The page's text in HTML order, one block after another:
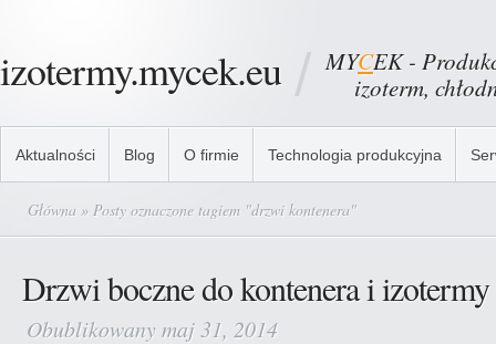
izotermy.mycek.eu MYCEK -
izoterm,
Aktualności Blog O firmie Technologia produkcyjna
Główna » Posty oznaczone tagiem "drzwi kontenera"
Drzwi boczne do kontenera i izotermy
Obublikowany maj 31, 2014